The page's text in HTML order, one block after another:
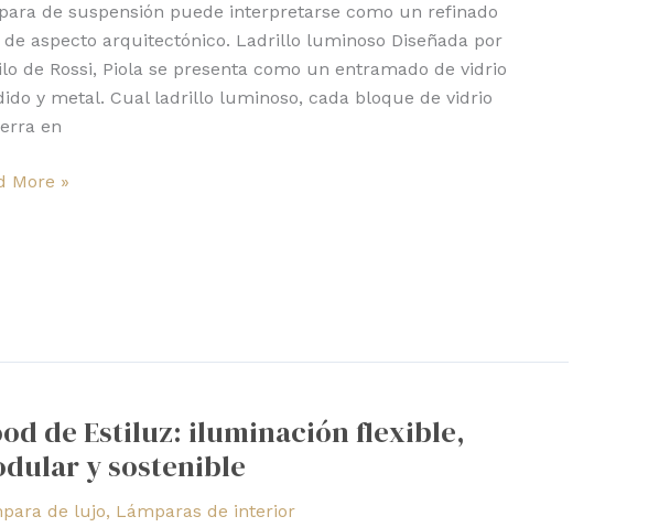
de suspensión puede interpretarse como un refinado
de aspecto arquitectónico. Ladrillo luminoso Diseñada por
de Rossi, Piola se presenta como un entramado de vidrio
y metal. Cual ladrillo luminoso, cada bloque de vidrio
en
More »
de Estiluz: iluminación flexible,
y sostenible
de lujo, Lámparas de interior